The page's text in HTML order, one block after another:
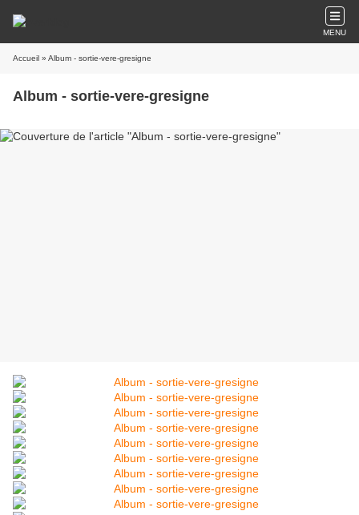
MENU
Accueil » Album - sortie-vere-gresigne
Album - sortie-vere-gresigne